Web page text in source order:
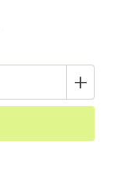
+